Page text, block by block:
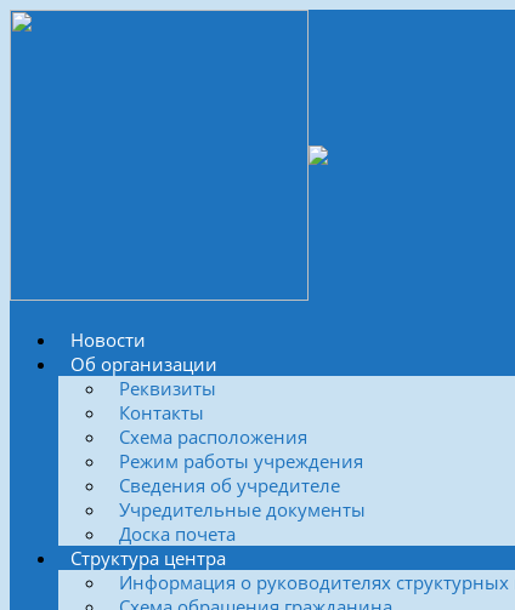
Новости
Об организации
Реквизиты
Контакты
Схема расположения
Режим работы учреждения
Сведения об учредителе
Учредительные документы
Доска почета
Структура центра
Информация о руководителях